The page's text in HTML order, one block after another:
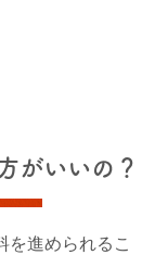
がいいの？
を進められるこ